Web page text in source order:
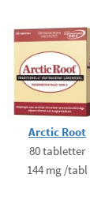
Arctic Root
80 tabletter
144 mg /tabl